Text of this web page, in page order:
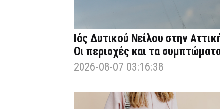
Ιός Δυτικού Νείλου στην
Οι περιοχές και τα
2026-08-07 03:16:38